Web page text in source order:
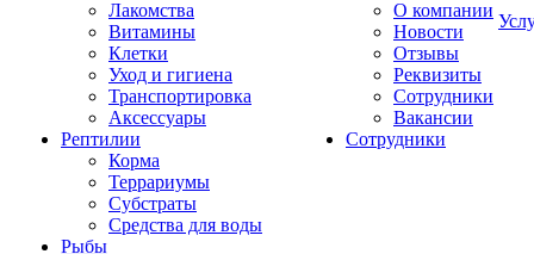
Лакомства
Витамины
Клетки
Уход и гигиена
Транспортировка
Аксессуары
Рептилии
Корма
Террариумы
Субстраты
Средства для воды
Рыбы
О компании
Новости
Отзывы
Реквизиты
Сотрудники
Вакансии
Сотрудники